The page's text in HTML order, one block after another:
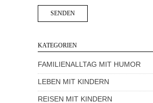
KATEGORIEN
FAMILIENALLTAG MIT HUMOR
LEBEN MIT KINDERN
REISEN MIT KINDERN